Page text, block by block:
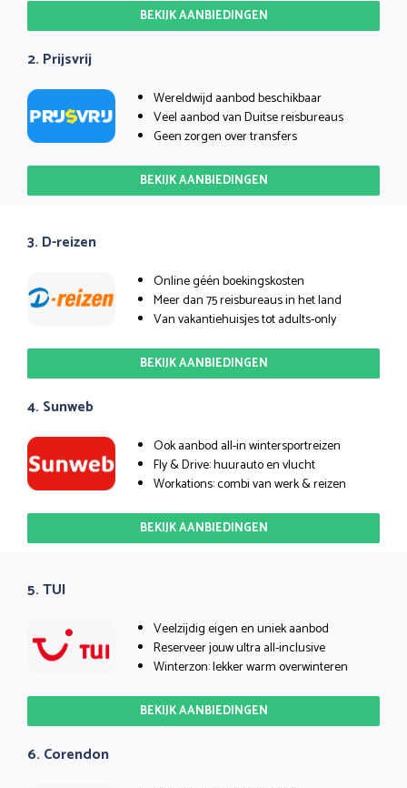
BEKIJK AANBIEDINGEN
2. Prijsvrij
Wereldwijd aanbod beschikbaar
Veel aanbod van Duitse reisbureaus
Geen zorgen over transfers
BEKIJK AANBIEDINGEN
3. D-reizen
Online géén boekingskosten
Meer dan 75 reisbureaus in het land
Van vakantiehuisjes tot adults-only
BEKIJK AANBIEDINGEN
4. Sunweb
Ook aanbod all-in wintersportreizen
Fly & Drive: huurauto en vlucht
Workations: combi van werk & reizen
BEKIJK AANBIEDINGEN
5. TUI
Veelzijdig eigen en uniek aanbod
Reserveer jouw ultra all-inclusive
Winterzon: lekker warm overwinteren
BEKIJK AANBIEDINGEN
6. Corendon